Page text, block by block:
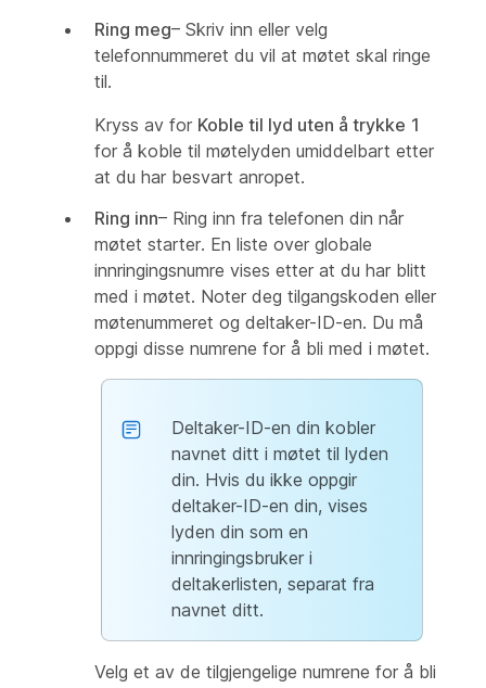
Ring meg– Skriv inn eller velg
telefonnummeret du vil at møtet skal ringe
til.
Kryss av for Koble til lyd uten å trykke 1
for å koble til møtelyden umiddelbart etter
at du har besvart anropet.
Ring inn– Ring inn fra telefonen din når
møtet starter. En liste over globale
innringingsnumre vises etter at du har blitt
med i møtet. Noter deg tilgangskoden eller
møtenummeret og deltaker-ID-en. Du må
oppgi disse numrene for å bli med i møtet.
Deltaker-ID-en din kobler
navnet ditt i møtet til lyden
din. Hvis du ikke oppgir
deltaker-ID-en din, vises
lyden din som en
innringingsbruker i
deltakerlisten, separat fra
navnet ditt.
Velg et av de tilgjengelige numrene for å bli